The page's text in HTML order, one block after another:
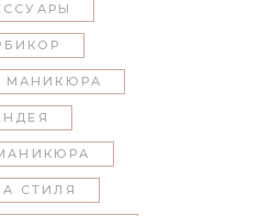
МАНИКЮРА
СТИЛЯ